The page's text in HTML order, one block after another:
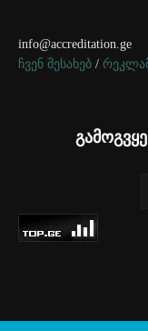
info@accreditation.ge
ჩვენ შესახებ /